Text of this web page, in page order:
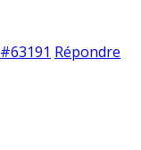
#63191 Répondre